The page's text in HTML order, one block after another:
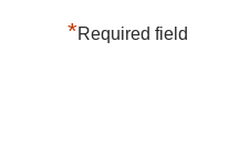
*Required field